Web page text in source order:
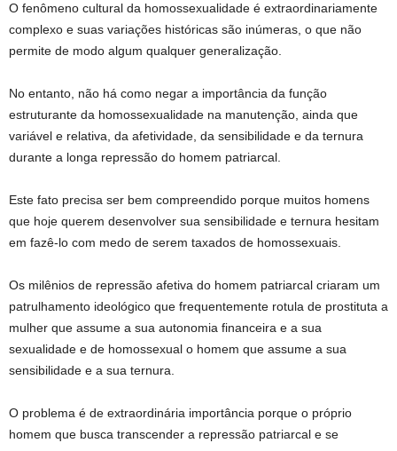
O fenômeno cultural da homossexualidade é extraordinariamente
complexo e suas variações históricas são inúmeras, o que não
permite de modo algum qualquer generalização.
No entanto, não há como negar a importância da função
estruturante da homossexualidade na manutenção, ainda que
variável e relativa, da afetividade, da sensibilidade e da ternura
durante a longa repressão do homem patriarcal.
Este fato precisa ser bem compreendido porque muitos homens
que hoje querem desenvolver sua sensibilidade e ternura hesitam
em fazê-lo com medo de serem taxados de homossexuais.
Os milênios de repressão afetiva do homem patriarcal criaram um
patrulhamento ideológico que frequentemente rotula de prostituta a
mulher que assume a sua autonomia financeira e a sua
sexualidade e de homossexual o homem que assume a sua
sensibilidade e a sua ternura.
O problema é de extraordinária importância porque o próprio
homem que busca transcender a repressão patriarcal e se